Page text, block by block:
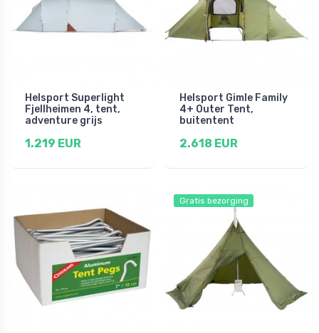
Helsport Superlight
Fjellheimen 4, tent,
adventure grijs
1.219 EUR
Helsport Gimle Family
4+ Outer Tent,
buitentent
2.618 EUR
Gratis bezorging